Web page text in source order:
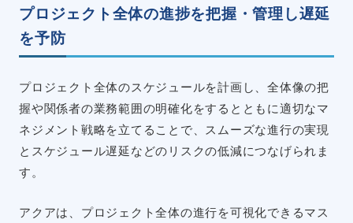
プロジェクト全体の進捗を把握・管理し遅延
を予防
プロジェクト全体のスケジュールを計画し、全体像の把
握や関係者の業務範囲の明確化をするとともに適切なマ
ネジメント戦略を立てることで、スムーズな進行の実現
とスケジュール遅延などのリスクの低減につなげられま
す。
アクアは、プロジェクト全体の進行を可視化できるマス